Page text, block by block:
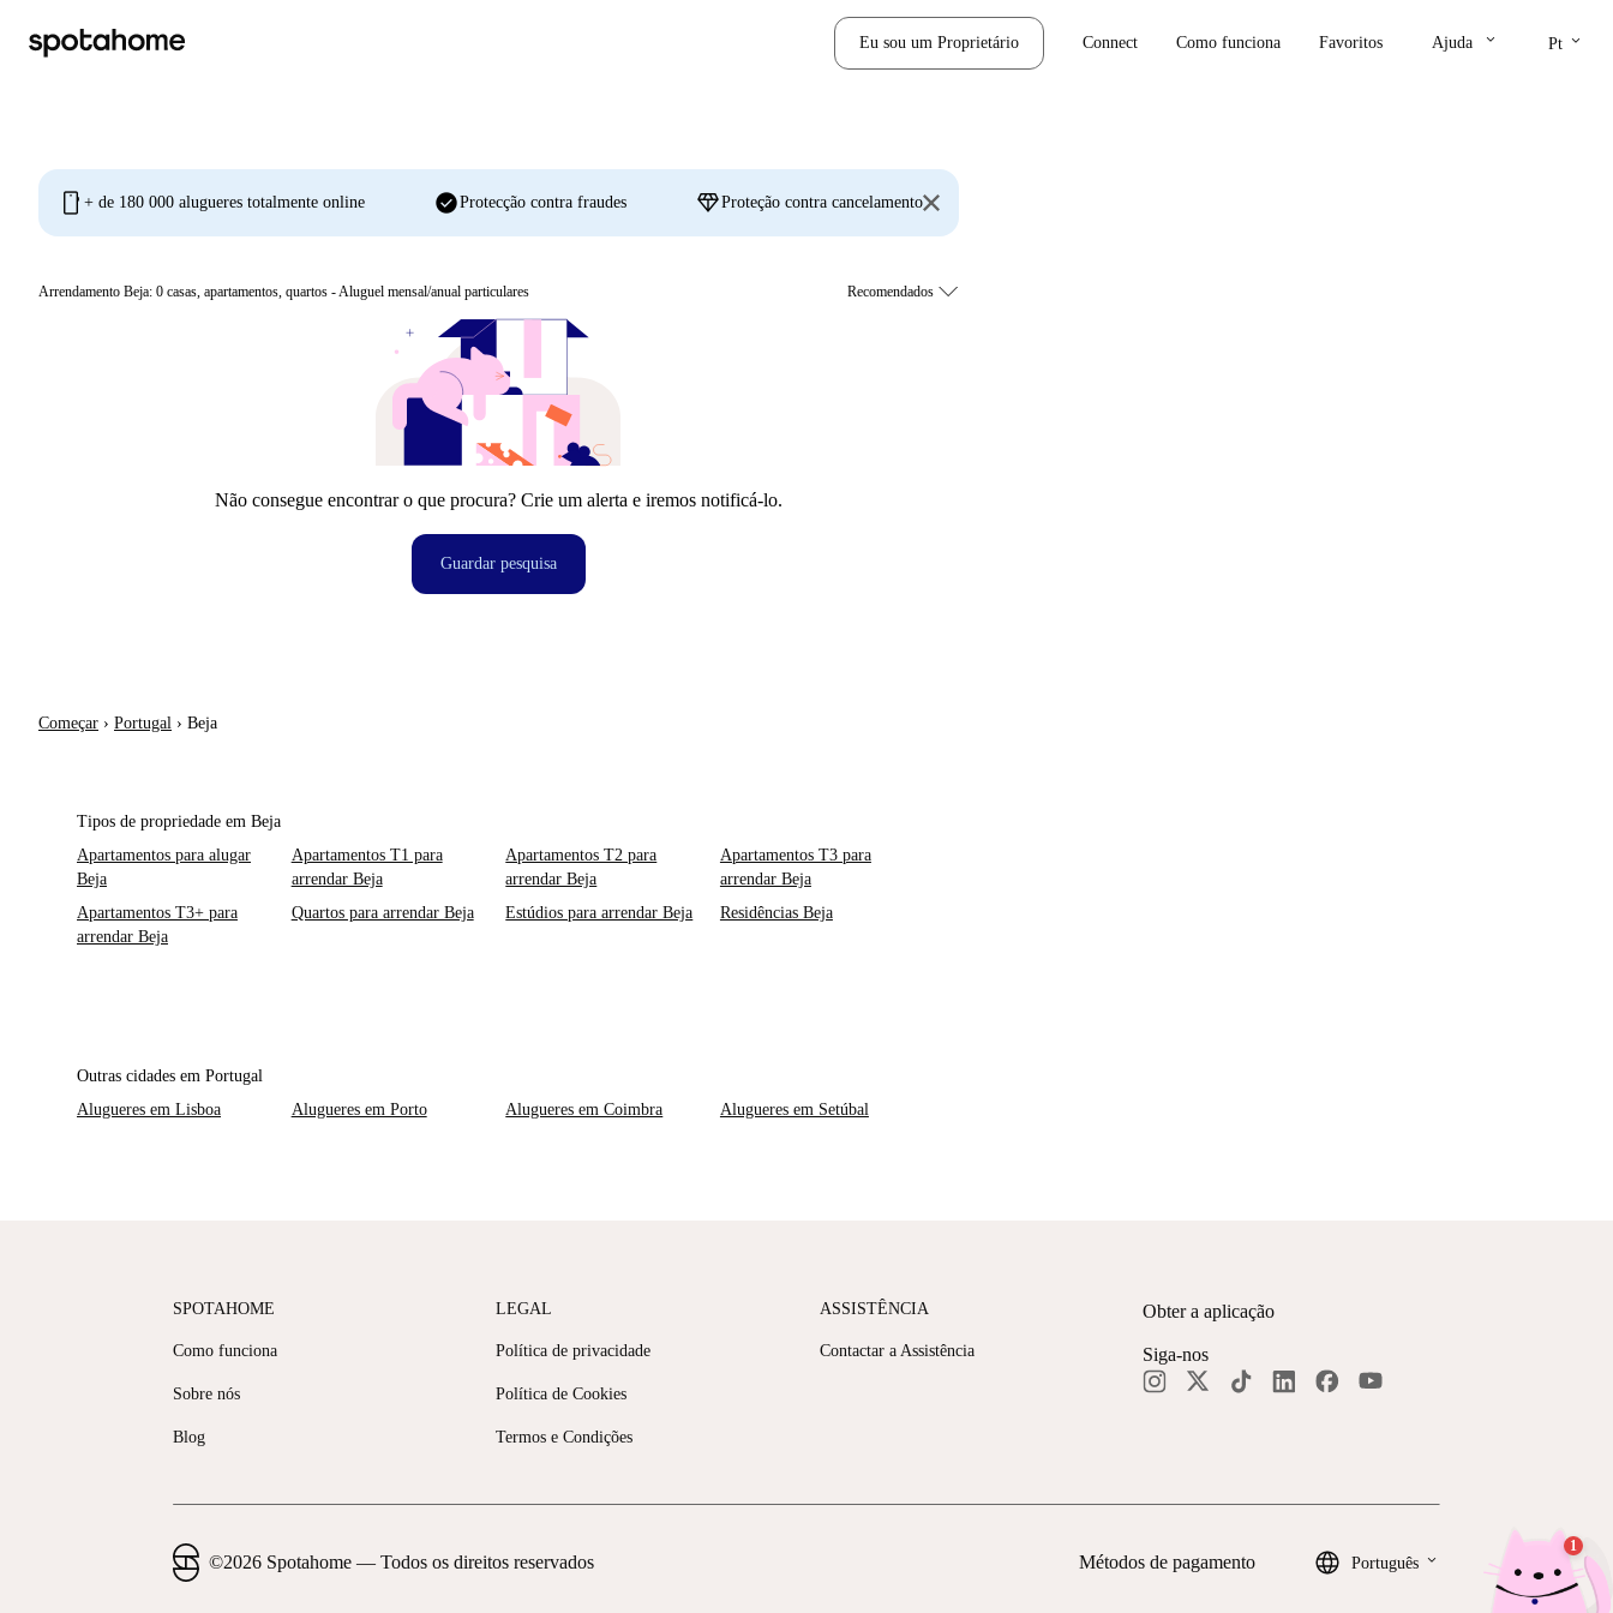
Eu sou um Proprietário Connect Como funciona Favoritos Ajuda keyboard_arrow_down Pt keyboard_arrow_down
mobile + de 180 000 alugueres totalmente online check_circleProtecção contra fraudes diamondProteção contra cancelamento
Arrendamento Beja: 0 casas, apartamentos, quartos - Aluguel mensal/anual particulares
Não consegue encontrar o que procura? Crie um alerta e iremos notificá-lo.
Guardar pesquisa
Começar › Portugal › Beja
Tipos de propriedade em Beja
Apartamentos para alugar
Beja
Apartamentos T1 para
arrendar Beja
Apartamentos T2 para
arrendar Beja
Apartamentos T3 para
arrendar Beja
Apartamentos T3+ para
arrendar Beja
Quartos para arrendar Beja Estúdios para arrendar Beja Residências Beja
Outras cidades em Portugal
Alugueres em Lisboa
Alugueres em Porto Alugueres em Coimbra Alugueres em Setúbal
SPOTAHOME
Como funciona
Sobre nós
Blog
LEGAL
Política de privacidade
Política de Cookies
Termos e Condições
ASSISTÊNCIA
Contactar a Assistência
Obter a aplicação
Siga-nos
©2026 Spotahome — Todos os direitos reservados Métodos de pagamento Português keyboard_arrow_down